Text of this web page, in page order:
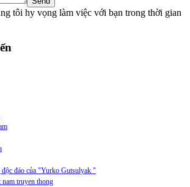
tôi hy vọng làm việc với bạn trong thời gian
độc đáo của "Yurko Gutsulyak "
nam truyen thong